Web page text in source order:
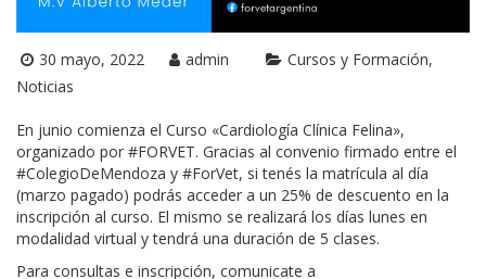
30 mayo, 2022 admin
Cursos y Formación
Noticias
En junio comienza el Curso «Cardiología Clínica Felina»,
organizado por #FORVET. Gracias al convenio firmado entre el
#ColegioDeMendoza y #ForVet, si tenés la matrícula al día
(marzo pagado) podrás acceder a un 25% de descuento en la
inscripción al curso. El mismo se realizará los días lunes en
modalidad virtual y tendrá una duración de 5 clases.
Para consultas e inscripción, comunicate a